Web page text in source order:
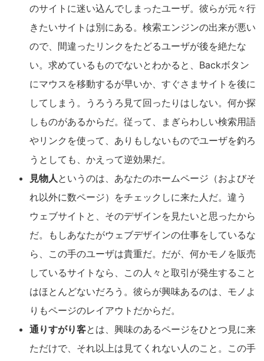
のサイトに迷い込んでしまったユーザ。彼らが元々行
きたいサイトは別にある。検索エンジンの出来が悪い
ので、間違ったリンクをたどるユーザが後を絶たな
い。求めているものでないとわかると、Backボタン
にマウスを移動するが早いか、すぐさまサイトを後に
してしまう。うろうろ見て回ったりはしない。何か探
しものがあるからだ。従って、まぎらわしい検索用語
やリンクを使って、ありもしないものでユーザを釣ろ
うとしても、かえって逆効果だ。
見物人というのは、あなたのホームページ（およびそ
れ以外に数ページ）をチェックしに来た人だ。違う
ウェブサイトと、そのデザインを見たいと思ったから
だ。もしあなたがウェブデザインの仕事をしているな
ら、この手のユーザは貴重だ。だが、何かモノを販売
しているサイトなら、この人々と取引が発生すること
はほとんどないだろう。彼らが興味あるのは、モノよ
りもページのレイアウトだからだ。
通りすがり客とは、興味のあるページをひとつ見に来
ただけで、それ以上は見てくれない人のこと。この手